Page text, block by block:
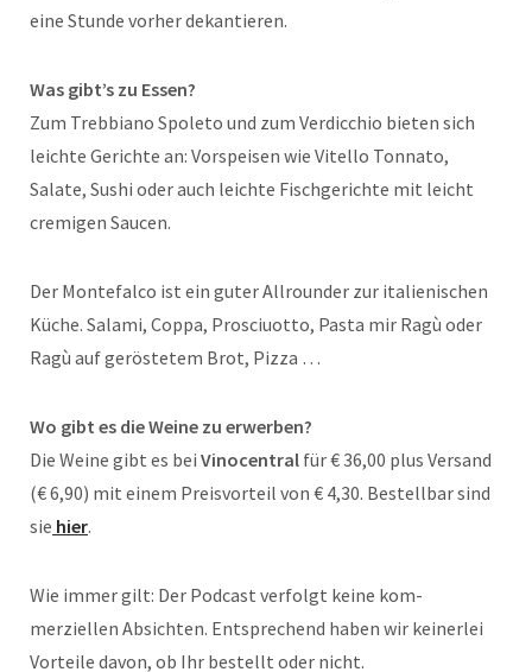
eine Stunde vorher dekantieren.
Was gibt’s zu Essen?
Zum Trebbiano Spoleto und zum Verdicchio bieten sich
leichte Gerichte an: Vorspeisen wie Vitello Tonnato,
Salate, Sushi oder auch leichte Fischgerichte mit leicht
cremigen Saucen.
Der Montefalco ist ein guter Allrounder zur italienischen
Küche. Salami, Coppa, Prosciuotto, Pasta mir Ragù oder
Ragù auf geröstetem Brot, Pizza …
Wo gibt es die Weine zu erwerben?
Die Weine gibt es bei Vinocentral für € 36,00 plus Versand
(€ 6,90) mit einem Preisvorteil von € 4,30. Bestellbar sind
sie hier.
Wie immer gilt: Der Pod­cast ver­folgt kei­ne kom­
merziellen Absich­ten. Ent­spre­chend haben wir kein­er­lei
Vor­tei­le davon, ob Ihr bestellt oder nicht.